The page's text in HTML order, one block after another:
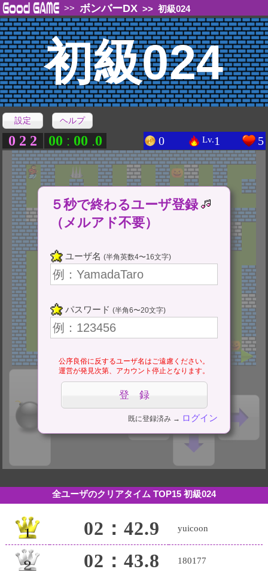
>> ボンバーDX >> 初級024
初級024
設定 ヘルプ
0 2 2 00 : 00 .0 0 Lv.1 5
５秒で終わるユーザ登録
（メルアド不要）
ユーザ名 (半角英数4〜16文字)
パスワード (半角6〜20文字)
公序良俗に反するユーザ名はご遠慮ください。
運営が発見次第、アカウント停止となります。
既に登録済み → ログイン
全ユーザのクリアタイム TOP15 初級024
02：42.9 yuicoon
02：43.8 180177